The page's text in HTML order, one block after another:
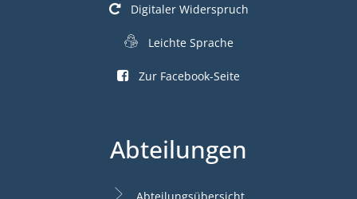
Digitaler Widerspruch
Leichte Sprache
Zur Facebook-Seite
Abteilungen